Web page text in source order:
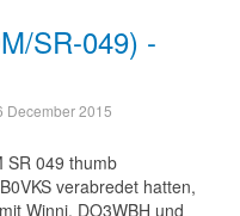
SR-049) -
December 2015
verabredet hatten,
Winni, DO3WBH und